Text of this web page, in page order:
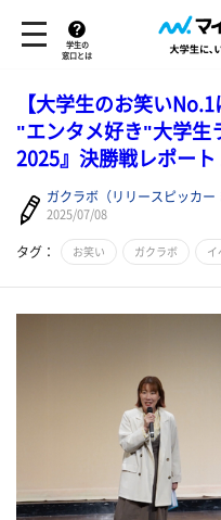
学生の
窓口とは
【大学生のお笑い
"エンタメ好き"大学生
2025』決勝戦レポート
ガクラボ（リリースピッカー
2025/07/08
タグ： お笑い ガクラボ イ